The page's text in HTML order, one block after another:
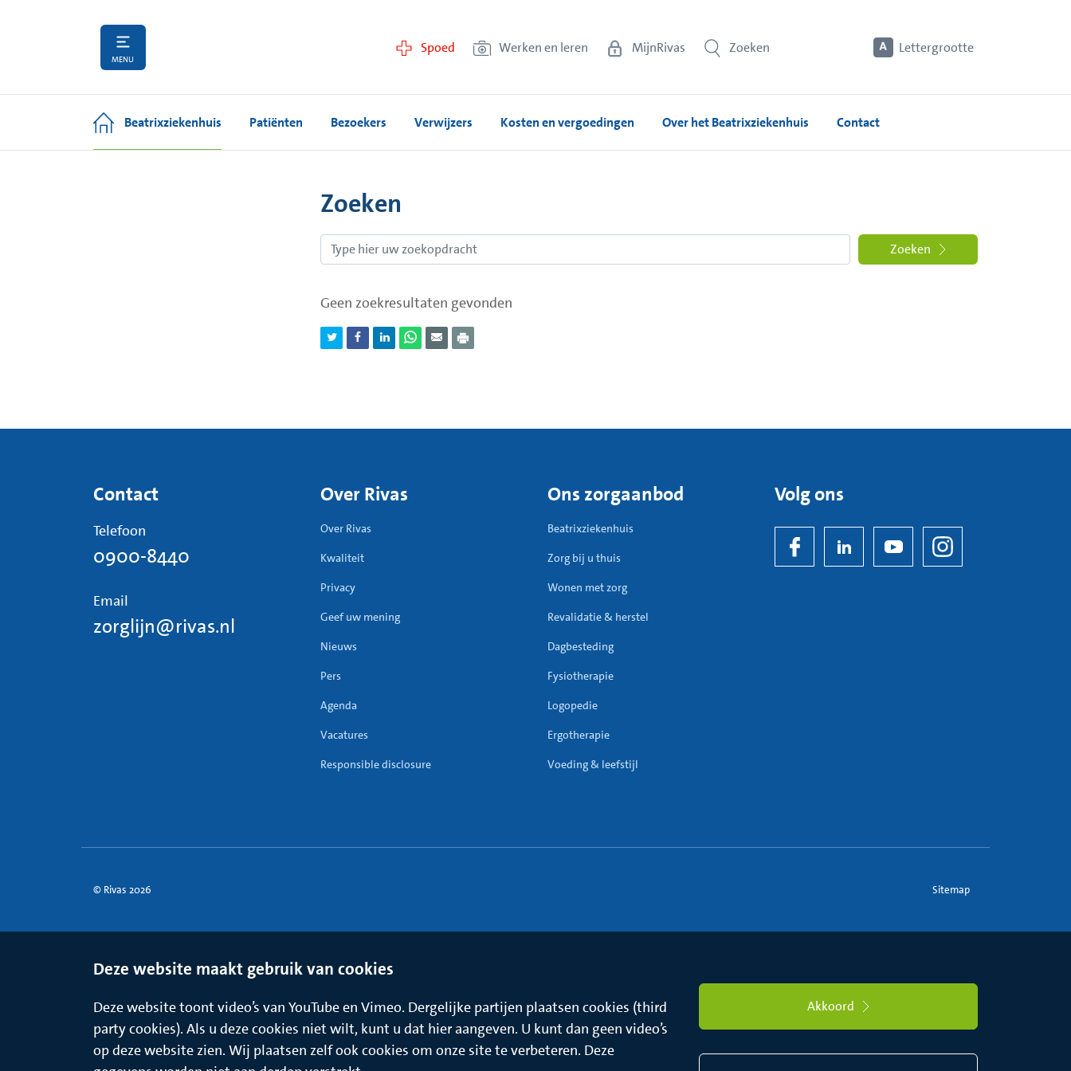
MENU
Spoed Werken en leren MijnRivas Zoeken Lettergrootte
Beatrixziekenhuis Patiënten Bezoekers Verwijzers Kosten en vergoedingen Over het Beatrixziekenhuis Contact
Zoeken
Zoeken
Geen zoekresultaten gevonden
Contact
Telefoon
0900-8440
Email
zorglijn@rivas.nl
Over Rivas
Over Rivas
Kwaliteit
Privacy
Geef uw mening
Nieuws
Pers
Agenda
Vacatures
Responsible disclosure
Ons zorgaanbod
Beatrixziekenhuis
Zorg bij u thuis
Wonen met zorg
Revalidatie & herstel
Dagbesteding
Fysiotherapie
Logopedie
Ergotherapie
Voeding & leefstijl
Volg ons
© Rivas 2026 Sitemap
Deze website maakt gebruik van cookies
Deze website toont video’s van YouTube en Vimeo. Dergelijke partijen plaatsen cookies (third
party cookies). Als u deze cookies niet wilt, kunt u dat hier aangeven. U kunt dan geen video’s
op deze website zien. Wij plaatsen zelf ook cookies om onze site te verbeteren. Deze
Akkoord